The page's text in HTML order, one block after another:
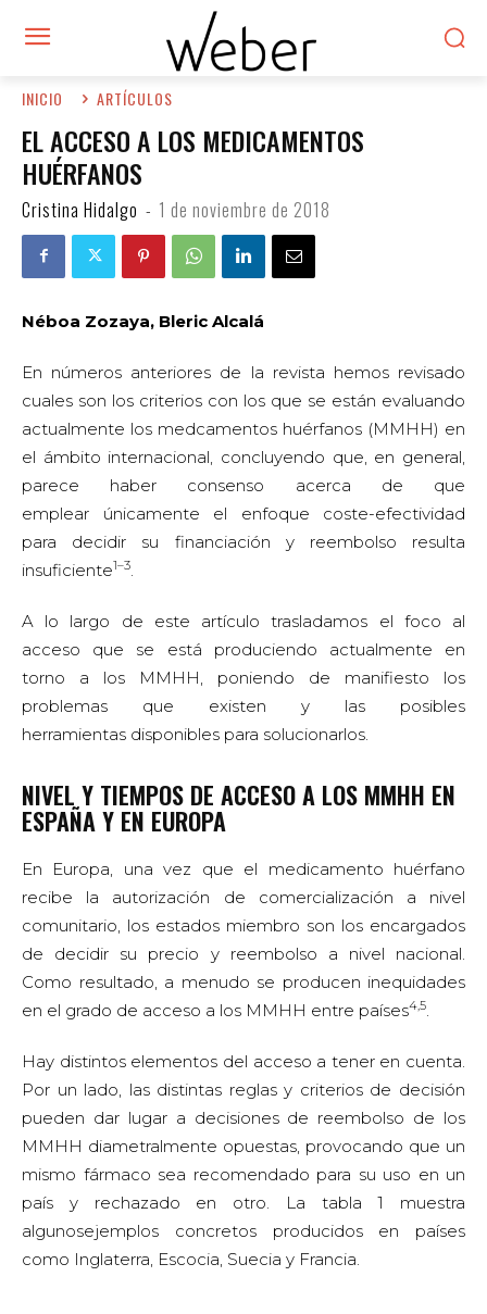
INICIO ARTÍCULOS
EL ACCESO A LOS MEDICAMENTOS
HUÉRFANOS
Cristina Hidalgo - 1 de noviembre de 2018
Néboa Zozaya, Bleric Alcalá
En números anteriores de la revista hemos revisado
cuales son los criterios con los que se están evaluando
actualmente los medcamentos huérfanos (MMHH) en
el ámbito internacional, concluyendo que, en general,
parece haber consenso acerca de que
emplear únicamente el enfoque coste-efectividad
para decidir su financiación y reembolso resulta
insuficiente1–3
A lo largo de este artículo trasladamos el foco al
acceso que se está produciendo actualmente en
torno a los MMHH, poniendo de manifiesto los
problemas que existen y las posibles
herramientas disponibles para solucionarlos.
NIVEL Y TIEMPOS DE ACCESO A LOS MMHH EN
ESPAÑA Y EN EUROPA
En Europa, una vez que el medicamento huérfano
recibe la autorización de comercialización a nivel
comunitario, los estados miembro son los encargados
de decidir su precio y reembolso a nivel nacional.
Como resultado, a menudo se producen inequidades
en el grado de acceso a los MMHH entre países4,5
Hay distintos elementos del acceso a tener en cuenta.
Por un lado, las distintas reglas y criterios de decisión
pueden dar lugar a decisiones de reembolso de los
MMHH diametralmente opuestas, provocando que un
mismo fármaco sea recomendado para su uso en un
país y rechazado en otro. La tabla 1 muestra
algunosejemplos concretos producidos en países
como Inglaterra, Escocia, Suecia y Francia.